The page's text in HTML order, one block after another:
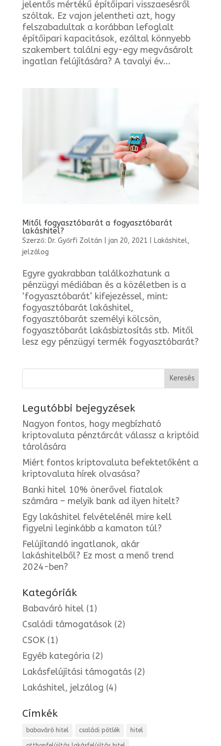
jelentős mértékű építőipari visszaesésről
szóltak. Ez vajon jelentheti azt, hogy
felszabadultak a korábban lefoglalt
építőipari kapacitások, ezáltal könnyebb
szakembert találni egy-egy megvásárolt
ingatlan felújítására? A tavalyi év...
Mitől fogyasztóbarát a fogyasztóbarát
lakáshitel?
Szerző: Dr. Győrfi Zoltán jan 20, 2021
Lakáshitel,
jelzálog
Egyre gyakrabban találkozhatunk a
pénzügyi médiában és a közéletben is a
‘fogyasztóbarát’ kifejezéssel, mint:
fogyasztóbarát lakáshitel,
fogyasztóbarát személyi kölcsön,
fogyasztóbarát lakásbiztosítás stb. Mitől
lesz egy pénzügyi termék fogyasztóbarát?
Legutóbbi bejegyzések
Nagyon fontos, hogy megbízható
kriptovaluta pénztárcát válassz a kriptóid
tárolására
Miért fontos kriptovaluta befektetőként a
kriptovaluta hírek olvasása?
Banki hitel 10% önerővel fiatalok
számára – melyik bank ad ilyen hitelt?
Egy lakáshitel felvételénél mire kell
figyelni leginkább a kamaton túl?
Felújítandó ingatlanok, akár
lakáshitelből? Ez most a menő trend
2024-ben?
Kategóriák
Babaváró hitel(1)
Családi támogatások(2)
CSOK(1)
Egyéb kategória(2)
Lakásfelújítási támogatás(2)
Lakáshitel, jelzálog (4)
Címkék
babaváró hitel családi pótlék hitel